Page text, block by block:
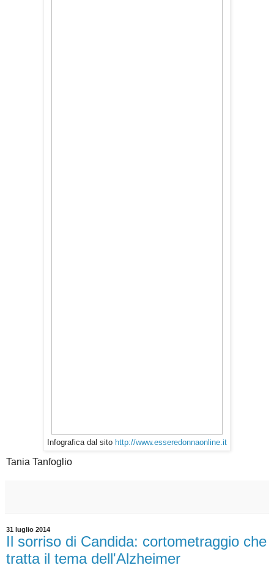
Infografica dal sito http://www.esseredonnaonline.it
Tania Tanfoglio
31 luglio 2014
Il sorriso di Candida: cortometraggio che
tratta il tema dell'Alzheimer